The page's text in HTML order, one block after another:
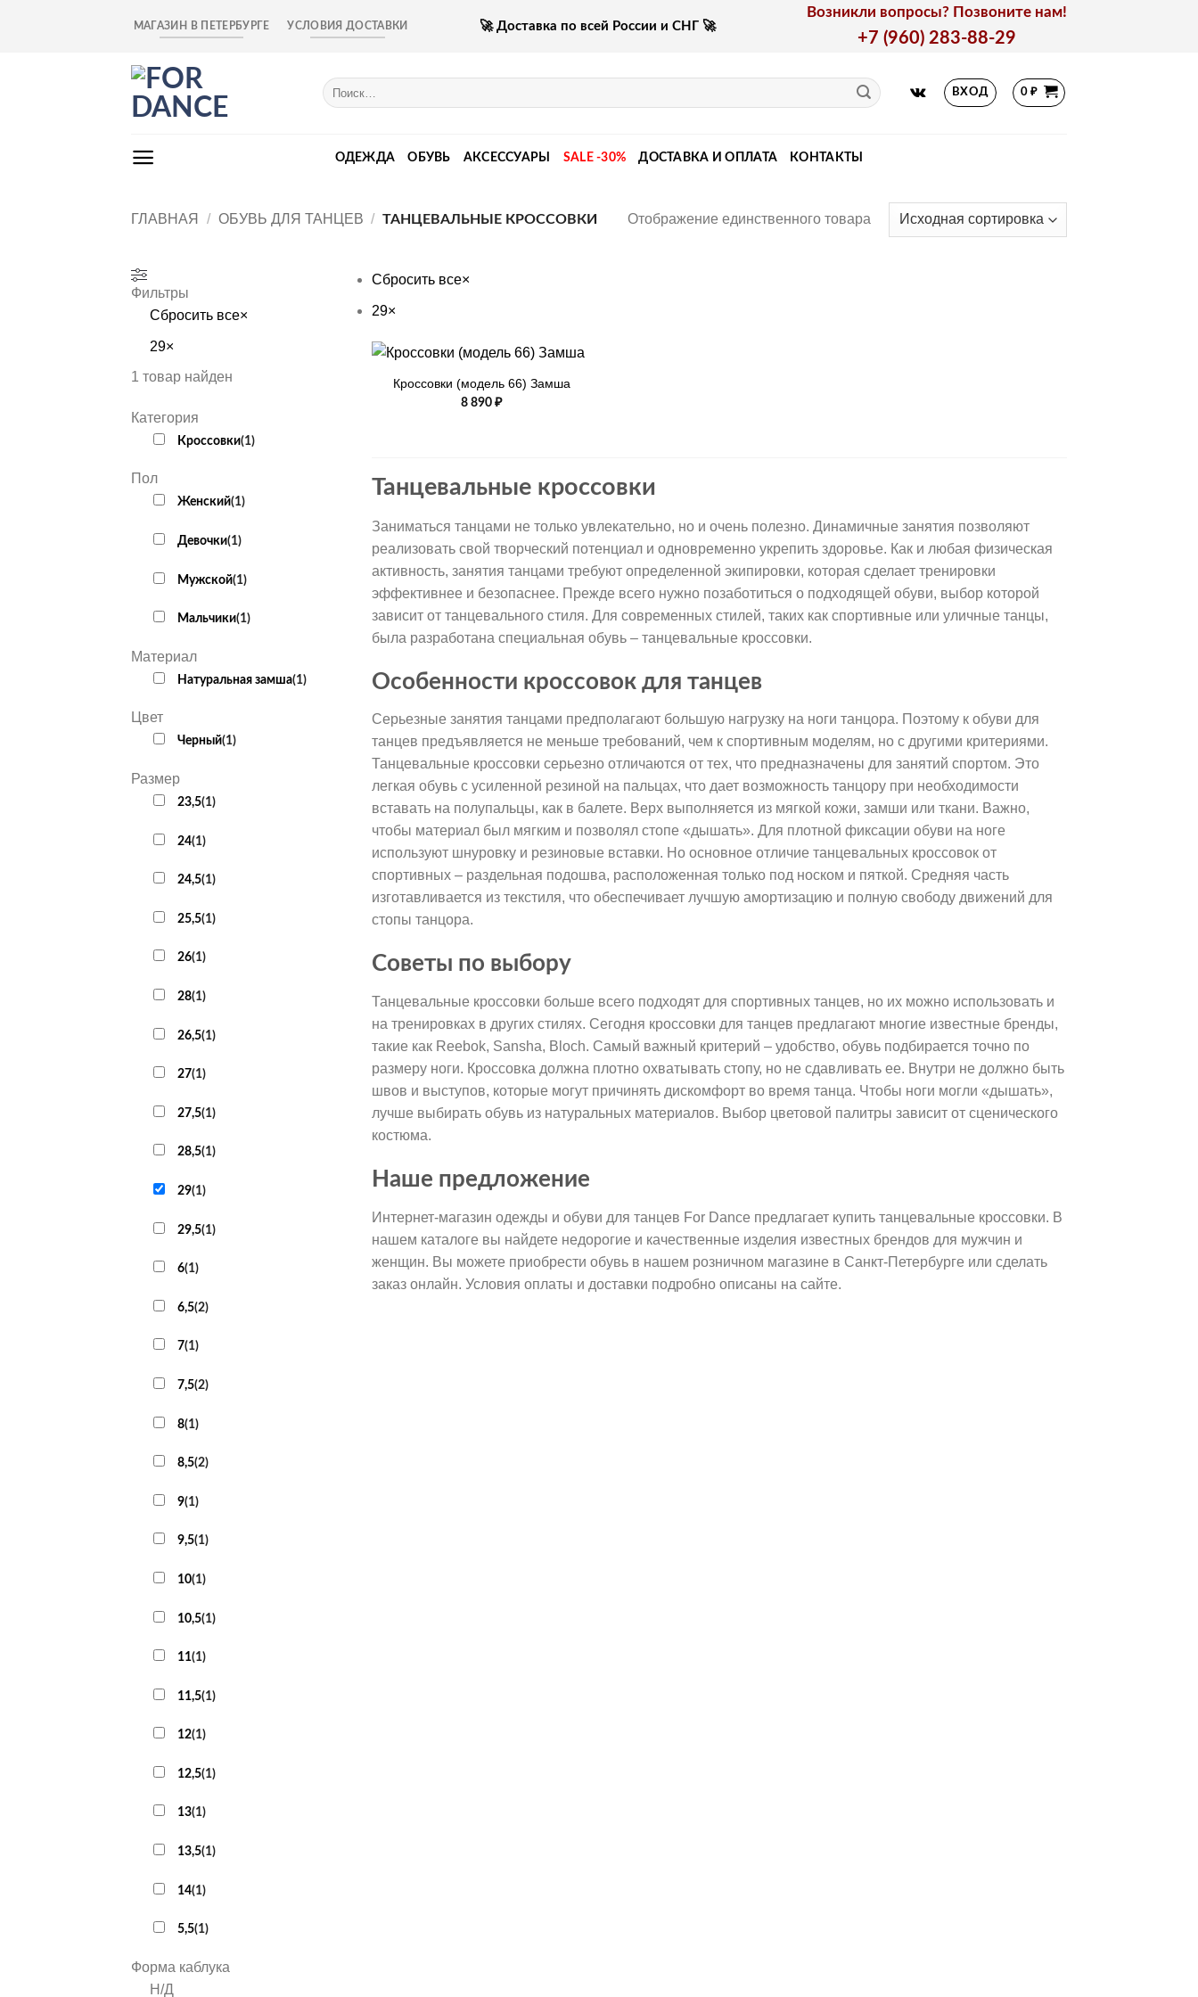
МАГАЗИН В ПЕТЕРБУРГЕ УСЛОВИЯ ДОСТАВКИ 🚀 Доставка по всей России и СНГ 🚀
Возникли вопросы? Позвоните нам!
+7 (960) 283-88-29
Искать:
ВХОД 0₽
ОДЕЖДА ОБУВЬ АКСЕССУАРЫ SALE -30% ДОСТАВКА И ОПЛАТА КОНТАКТЫ
ГЛАВНАЯ / ОБУВЬ ДЛЯ ТАНЦЕВ / ТАНЦЕВАЛЬНЫЕ КРОССОВКИ Отображение единственного товара
Фильтры
Сбросить все×
29×
1 товар найден
Категория
Кроссовки(1)
Пол
Женский(1)
Девочки(1)
Мужской(1)
Мальчики(1)
Материал
Натуральная замша(1)
Цвет
Черный(1)
Размер
23,5(1)
24(1)
24,5(1)
25,5(1)
26(1)
28(1)
26,5(1)
27(1)
27,5(1)
28,5(1)
29(1)
29,5(1)
6(1)
6,5(2)
7(1)
7,5(2)
8(1)
8,5(2)
9(1)
9,5(1)
10(1)
10,5(1)
11(1)
11,5(1)
12(1)
12,5(1)
13(1)
13,5(1)
14(1)
5,5(1)
Форма каблука
Н/Д
Сбросить все×
29×
+
Кроссовки (модель 66) Замша
8 890₽
Танцевальные кроссовки
Заниматься танцами не только увлекательно, но и очень полезно. Динамичные занятия позволяют
реализовать свой творческий потенциал и одновременно укрепить здоровье. Как и любая физическая
активность, занятия танцами требуют определенной экипировки, которая сделает тренировки
эффективнее и безопаснее. Прежде всего нужно позаботиться о подходящей обуви, выбор которой
зависит от танцевального стиля. Для современных стилей, таких как спортивные или уличные танцы,
была разработана специальная обувь – танцевальные кроссовки.
Особенности кроссовок для танцев
Серьезные занятия танцами предполагают большую нагрузку на ноги танцора. Поэтому к обуви для
танцев предъявляется не меньше требований, чем к спортивным моделям, но с другими критериями.
Танцевальные кроссовки серьезно отличаются от тех, что предназначены для занятий спортом. Это
легкая обувь с усиленной резиной на пальцах, что дает возможность танцору при необходимости
вставать на полупальцы, как в балете. Верх выполняется из мягкой кожи, замши или ткани. Важно,
чтобы материал был мягким и позволял стопе «дышать». Для плотной фиксации обуви на ноге
используют шнуровку и резиновые вставки. Но основное отличие танцевальных кроссовок от
спортивных – раздельная подошва, расположенная только под носком и пяткой. Средняя часть
изготавливается из текстиля, что обеспечивает лучшую амортизацию и полную свободу движений для
стопы танцора.
Советы по выбору
Танцевальные кроссовки больше всего подходят для спортивных танцев, но их можно использовать и
на тренировках в других стилях. Сегодня кроссовки для танцев предлагают многие известные бренды,
такие как Reebok, Sansha, Bloch. Самый важный критерий – удобство, обувь подбирается точно по
размеру ноги. Кроссовка должна плотно охватывать стопу, но не сдавливать ее. Внутри не должно быть
швов и выступов, которые могут причинять дискомфорт во время танца. Чтобы ноги могли «дышать»,
лучше выбирать обувь из натуральных материалов. Выбор цветовой палитры зависит от сценического
костюма.
Наше предложение
Интернет-магазин одежды и обуви для танцев For Dance предлагает купить танцевальные кроссовки. В
нашем каталоге вы найдете недорогие и качественные изделия известных брендов для мужчин и
женщин. Вы можете приобрести обувь в нашем розничном магазине в Санкт-Петербурге или сделать
заказ онлайн. Условия оплаты и доставки подробно описаны на сайте.